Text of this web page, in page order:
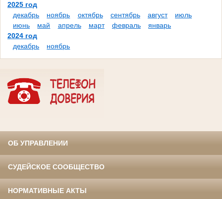
2025 год
декабрь
ноябрь октябрь сентябрь август
июль
июнь
май апрель март февраль
январь
2024 год
декабрь
ноябрь
ОБ УПРАВЛЕНИИ
СУДЕЙСКОЕ СООБЩЕСТВО
НОРМАТИВНЫЕ АКТЫ